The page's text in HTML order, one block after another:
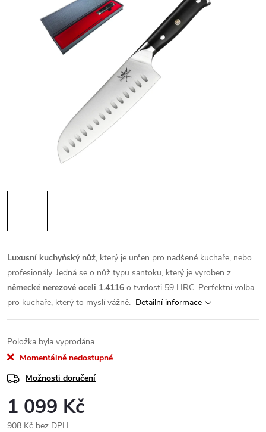
Luxusní kuchyňský nůž, který je určen pro nadšené kuchaře, nebo
profesionály. Jedná se o nůž typu santoku, který je vyroben z
německé nerezové oceli 1.4116 o tvrdosti 59 HRC. Perfektní volba
pro kuchaře, který to myslí vážně. Detailní informace
Položka byla vyprodána…
Momentálně nedostupné
Možnosti doručení
1 099 Kč
908 Kč bez DPH